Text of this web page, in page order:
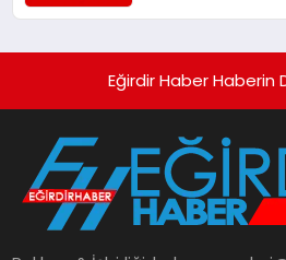
Eğirdir Haber Haberin